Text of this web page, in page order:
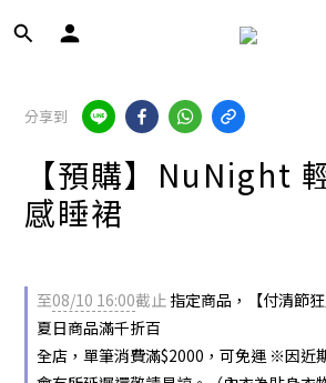
分享到
【預購】NuNight
感睡裙
至08/10 16:00截止 指定商品，【付清節
夏日商品滿千折百
全店，單筆消費滿$2000，可免運 ※因近